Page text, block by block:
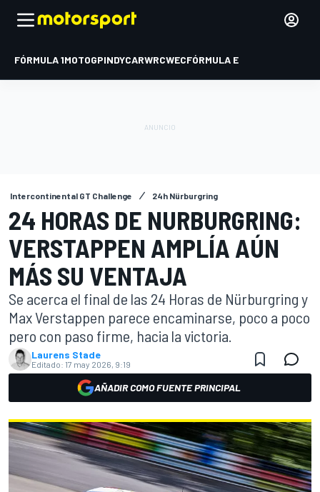
FÓRMULA 1MOTOGPINDYCARWRCWECFÓRMULA E
Intercontinental GT Challenge 24h Nürburgring
24 HORAS DE NURBURGRING:
VERSTAPPEN AMPLÍA AÚN
MÁS SU VENTAJA
Se acerca el final de las 24 Horas de Nürburgring y
Max Verstappen parece encaminarse, poco a poco
pero con paso firme, hacia la victoria.
Laurens Stade
Editado: 17 may 2026, 9:19
AÑADIR COMO FUENTE PRINCIPAL